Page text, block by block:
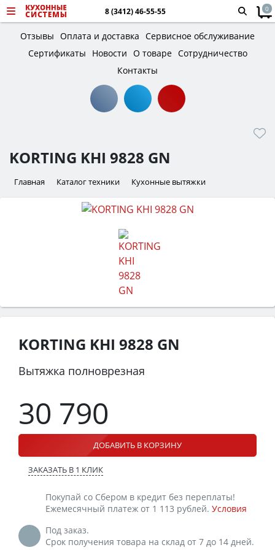
8 (3412) 46-55-55 0
Отзывы Оплата и доставка Сервисное обслуживание
Сертификаты
Новости О товаре Сотрудничество
Контакты
KORTING KHI 9828 GN
Главная Каталог техники Кухонные вытяжки
KORTING KHI 9828 GN
Вытяжка полноврезная
30 790
ДОБАВИТЬ В КОРЗИНУ
ЗАКАЗАТЬ В 1 КЛИК
Покупай со Сбером в кредит без переплаты!
Ежемесячный платеж от 1 113 рублей. Условия
Под заказ.
Срок получения товара на склад от 7 до 14 дней.